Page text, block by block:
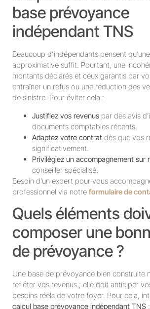
base prévoyance
indépendant TNS
Beaucoup d’indépendants pensent
approximative suffit. Pourtant, une
montants déclarés et ceux garantis par
entraîner un refus ou une réduction des
de sinistre. Pour éviter cela :
Justifiez vos revenus par des avis
documents comptables récents.
Adaptez votre contrat dès que vos
significativement.
Privilégiez un accompagnement sur
conseiller spécialisé.
Besoin d’un expert pour vous
professionnel via notre formulaire de
Quels éléments
composer une
de prévoyance ?
Une base de prévoyance bien construite
refléter vos revenus ; elle doit anticiper
besoins réels de votre foyer. Pour cela,
calcul base prévoyance indépendant TNS :